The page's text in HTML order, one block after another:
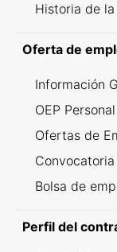
Historia de la
Oferta de
Información
OEP
Ofertas de
Bolsa de
Perfil del